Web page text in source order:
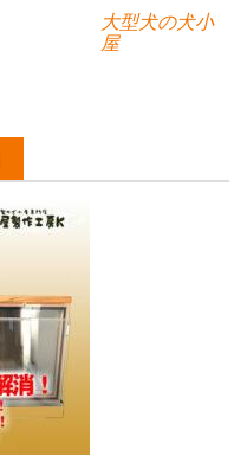
大型犬の犬小
屋